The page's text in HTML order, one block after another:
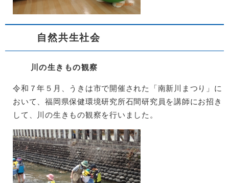
自然共生社会
川の生きもの観察
令和７年５月、うきは市で開催された「南新川まつり」に
おいて、福岡県保健環境研究所石間研究員を講師にお招き
して、川の生きもの観察を行いました。